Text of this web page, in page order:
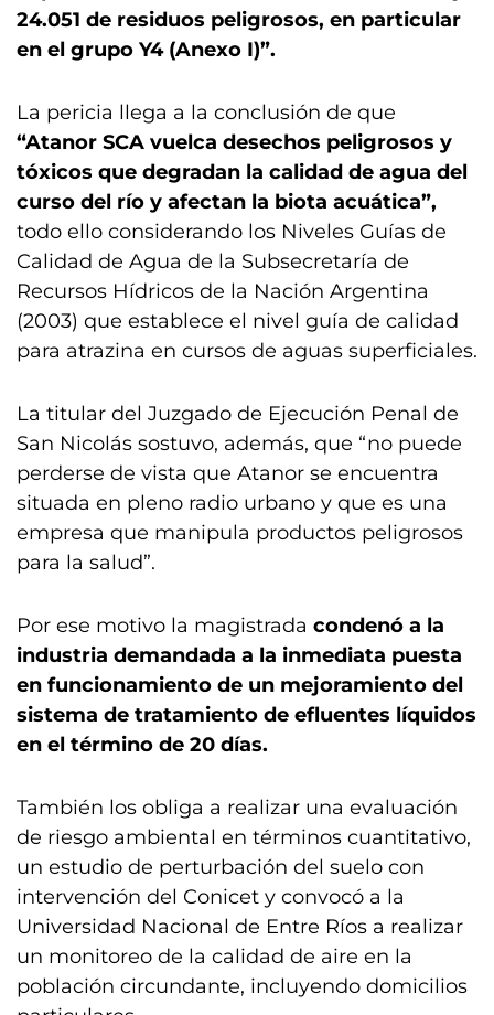
24.051 de residuos peligrosos, en particular
en el grupo Y4 (Anexo I)”.
La pericia llega a la conclusión de que
“Atanor SCA vuelca desechos peligrosos y
tóxicos que degradan la calidad de agua del
curso del río y afectan la biota acuática”,
todo ello considerando los Niveles Guías de
Calidad de Agua de la Subsecretaría de
Recursos Hídricos de la Nación Argentina
(2003) que establece el nivel guía de calidad
para atrazina en cursos de aguas superficiales.
La titular del Juzgado de Ejecución Penal de
San Nicolás sostuvo, además, que “no puede
perderse de vista que Atanor se encuentra
situada en pleno radio urbano y que es una
empresa que manipula productos peligrosos
para la salud”.
Por ese motivo la magistrada condenó a la
industria demandada a la inmediata puesta
en funcionamiento de un mejoramiento del
sistema de tratamiento de efluentes líquidos
en el término de 20 días.
También los obliga a realizar una evaluación
de riesgo ambiental en términos cuantitativo,
un estudio de perturbación del suelo con
intervención del Conicet y convocó a la
Universidad Nacional de Entre Ríos a realizar
un monitoreo de la calidad de aire en la
población circundante, incluyendo domicilios